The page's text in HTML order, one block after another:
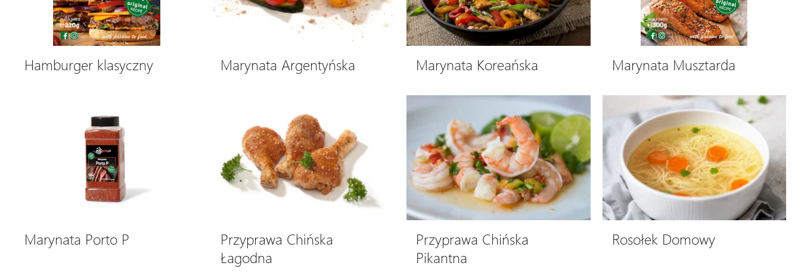
Hamburger klasyczny Marynata Argentyńska Marynata Koreańska Marynata Musztarda
Marynata Porto P
Przyprawa Chińska
Łagodna
Przyprawa Chińska
Pikantna
Rosołek Domowy